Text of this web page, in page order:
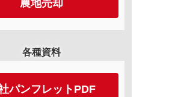
農地売却
各種資料
パンフレットPDF